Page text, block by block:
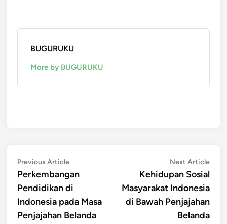
BUGURUKU
More by BUGURUKU
Post
navigation
Previous ArticlePrevious
article:
Perkembangan
Pendidikan di
Indonesia pada Masa
Penjajahan Belanda
Next ArticleNext
Kehidupan Sosial
Masyarakat Indonesia
di Bawah Penjajahan
Belanda